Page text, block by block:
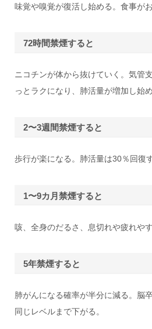
味覚や嗅覚が復活し始める。食事が
72時間禁煙すると
ニコチンが体から抜けていく。気管
っとラクになり、肺活量が増加し始め
2〜3週間禁煙すると
歩行が楽になる。肺活量は30％回復す
1〜9カ月禁煙すると
咳、全身のだるさ、息切れや疲れや
5年禁煙すると
肺がんになる確率が半分に減る。脳
同じレベルまで下がる。